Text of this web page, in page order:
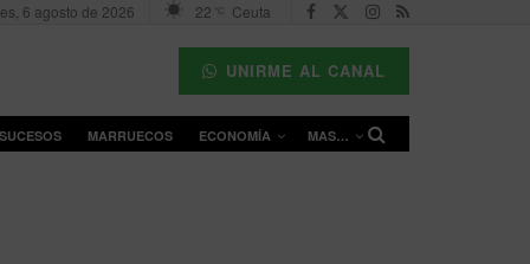
6 agosto de 2026 22 °C Ceuta
UNIRME AL CANAL
MARRUECOS ECONOMÍA MAS…